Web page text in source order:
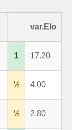
var.Elo
1 17.20
½ 4.00
½ 2.80